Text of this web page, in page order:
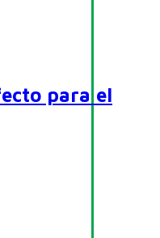
para el